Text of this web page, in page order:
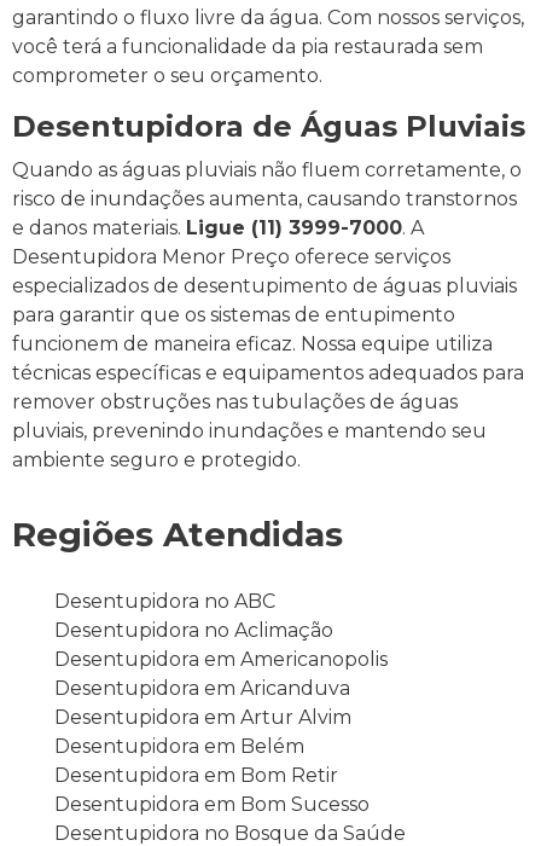
garantindo o fluxo livre da água. Com nossos serviços,
você terá a funcionalidade da pia restaurada sem
comprometer o seu orçamento.
Desentupidora de Águas Pluviais
Quando as águas pluviais não fluem corretamente, o
risco de inundações aumenta, causando transtornos
e danos materiais. Ligue (11) 3999-7000. A
Desentupidora Menor Preço oferece serviços
especializados de desentupimento de águas pluviais
para garantir que os sistemas de entupimento
funcionem de maneira eficaz. Nossa equipe utiliza
técnicas específicas e equipamentos adequados para
remover obstruções nas tubulações de águas
pluviais, prevenindo inundações e mantendo seu
ambiente seguro e protegido.
Regiões Atendidas
Desentupidora no ABC
Desentupidora no Aclimação
Desentupidora em Americanopolis
Desentupidora em Aricanduva
Desentupidora em Artur Alvim
Desentupidora em Belém
Desentupidora em Bom Retir
Desentupidora em Bom Sucesso
Desentupidora no Bosque da Saúde